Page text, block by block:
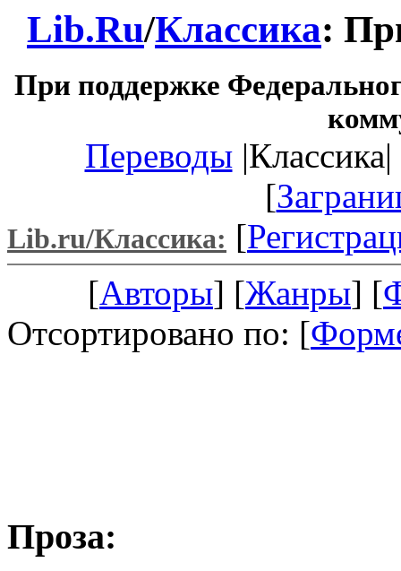
Lib.Ru/Классика:
При поддержке
Переводы
[
Lib.ru/Классика: [
[Авторы] [Жанры] [
Отсортировано по: [
Проза: